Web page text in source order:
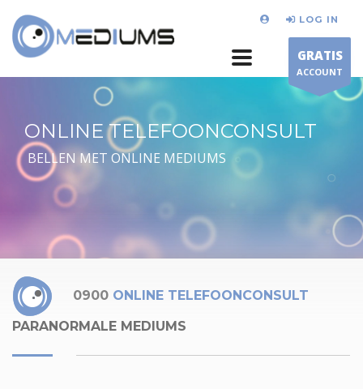
LOG IN
GRATIS
ACCOUNT
ONLINE TELEFOONCONSULT
BELLEN MET ONLINE MEDIUMS
0900 ONLINE TELEFOONCONSULT
PARANORMALE MEDIUMS